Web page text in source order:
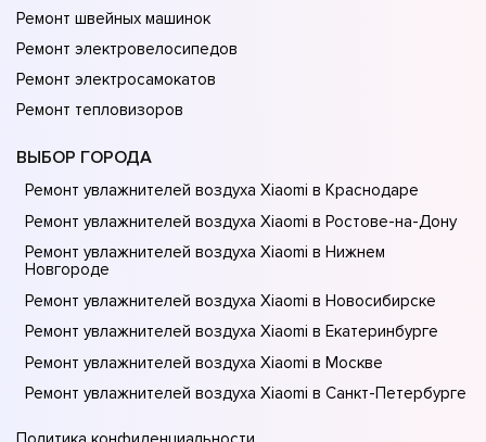
Ремонт швейных машинок
Ремонт электровелосипедов
Ремонт электросамокатов
Ремонт тепловизоров
ВЫБОР ГОРОДА
Ремонт увлажнителей воздуха Xiaomi в Краснодаре
Ремонт увлажнителей воздуха Xiaomi в Ростове-на-Донy
Ремонт увлажнителей воздуха Xiaomi в Нижнем
Новгороде
Ремонт увлажнителей воздуха Xiaomi в Новосибирске
Ремонт увлажнителей воздуха Xiaomi в Екатеринбурге
Ремонт увлажнителей воздуха Xiaomi в Москве
Ремонт увлажнителей воздуха Xiaomi в Санкт-Петербурге